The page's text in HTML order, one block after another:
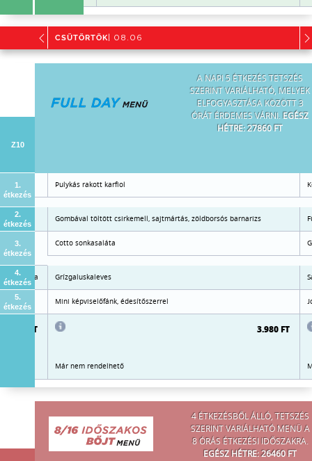
CSÜTÖRTÖK | 08.06
A NAPI 5 ÉTKEZÉS TETSZÉS
SZERINT VARIÁLHATÓ, MELYEK
ELFOGYASZTÁSA KÖZÖTT 3
ÓRÁT ÉRDEMES VÁRNI. EGÉSZ
HÉTRE: 27860 FT
Z10
1.
étkezés
Pulykás rakott karfiol
2.
étkezés
Gombával töltött csirkemell, sajtmártás, zöldborsós barnarizs
3.
étkezés
párolt Cotto sonkasaláta
4.
étkezés
saláta Grízgaluskaleves
5.
étkezés
Mini képviselőfánk, édesítőszerrel
3.980 FT 3.980 FT
Már nem rendelhető
4 ÉTKEZÉSBŐL ÁLLÓ, TETSZÉS
SZERINT VARIÁLHATÓ MENÜ A
8 ÓRÁS ÉTKEZÉSI IDŐSZAKRA.
EGÉSZ HÉTRE: 26460 FT